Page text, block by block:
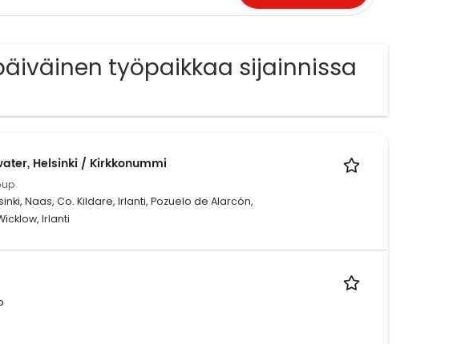
työpaikkaa sijainnissa
Helsinki / Kirkkonummi
Naas, Co. Kildare, Irlanti, Pozuelo de Alarcón,
Irlanti